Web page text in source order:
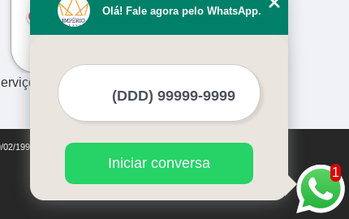
›
1998)
1
Olá! Fale agora pelo WhatsApp.
Iniciar conversa